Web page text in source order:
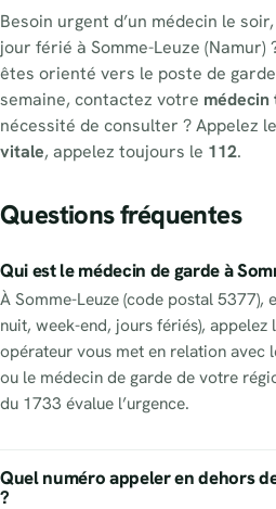
Besoin urgent d’un médecin le
jour férié à Somme-Leuze (Namur)
êtes orienté vers le poste de
semaine, contactez votre
nécessité de consulter ? Appelez
vitale, appelez toujours le 112.
Questions fréquentes
Qui est le médecin de garde à
À Somme-Leuze (code postal 5377),
nuit, week-end, jours fériés),
opérateur vous met en relation avec
ou le médecin de garde de votre
du 1733 évalue l’urgence.
Quel numéro appeler en dehors
?